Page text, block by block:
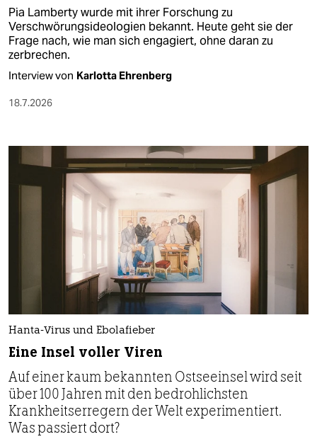
Pia Lamberty wurde mit ihrer Forschung zu
Verschwörungsideologien bekannt. Heute geht sie der
Frage nach, wie man sich engagiert, ohne daran zu
zerbrechen.
Interview von Karlotta Ehrenberg
18.7.2026
Hanta-Virus und Ebolafieber
Eine Insel voller Viren
Auf einer kaum bekannten Ostseeinsel wird seit
über 100 Jahren mit den bedrohlichsten
Krankheitserregern der Welt experimentiert.
Was passiert dort?